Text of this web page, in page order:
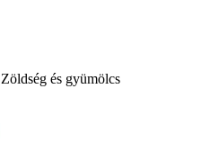
Zöldség és gyümölcs